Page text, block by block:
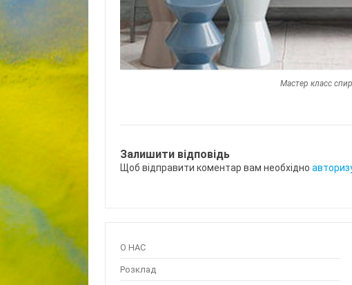
Мастер класс
Залишити відповідь
Щоб відправити коментар вам необхідно
О НАС
Розклад